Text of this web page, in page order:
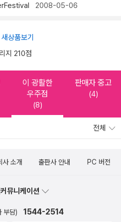
2008-05-06
새상품보기
지 210점
이 광활한
우주점
(8)
판매자 중고
(4)
전체
사 소개 출판사 안내 PC 버전
뮤니케이션
부담) 1544-2514